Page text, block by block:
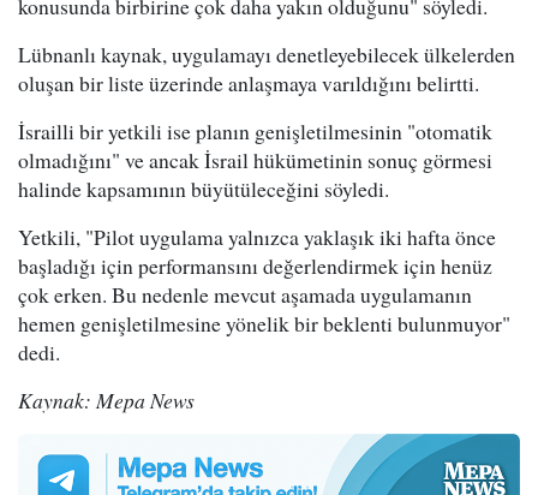
konusunda birbirine çok daha yakın olduğunu" söyledi.
Lübnanlı kaynak, uygulamayı denetleyebilecek ülkelerden
oluşan bir liste üzerinde anlaşmaya varıldığını belirtti.
İsrailli bir yetkili ise planın genişletilmesinin "otomatik
olmadığını" ve ancak İsrail hükümetinin sonuç görmesi
halinde kapsamının büyütüleceğini söyledi.
Yetkili, "Pilot uygulama yalnızca yaklaşık iki hafta önce
başladığı için performansını değerlendirmek için henüz
çok erken. Bu nedenle mevcut aşamada uygulamanın
hemen genişletilmesine yönelik bir beklenti bulunmuyor"
dedi.
Kaynak: Mepa News